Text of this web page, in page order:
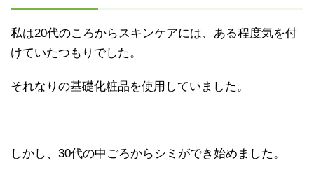
私は20代のころからスキンケアには、ある程度気を付
けていたつもりでした。
それなりの基礎化粧品を使用していました。
しかし、30代の中ごろからシミができ始めました。